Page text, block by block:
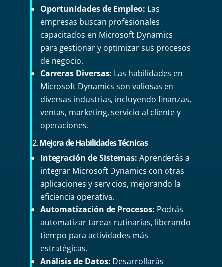
Oportunidades de Empleo: Las
empresas buscan profesionales
capacitados en Microsoft Dynamics
para gestionar y optimizar sus procesos
de negocio.
Carreras Diversas: Las habilidades en
Microsoft Dynamics son valiosas en
diversas industrias, incluyendo finanzas,
ventas, marketing, servicio al cliente y
operaciones.
2.Mejora de Habilidades Técnicas
Integración de Sistemas: Aprenderás a
integrar Microsoft Dynamics con otras
aplicaciones y servicios, mejorando la
eficiencia operativa.
Automatización de Procesos: Podrás
automatizar tareas rutinarias, liberando
tiempo para actividades más
estratégicas.
Análisis de Datos: Desarrollarás